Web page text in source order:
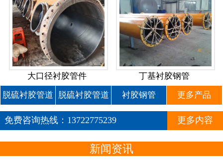
大口径衬胶管件 丁基衬胶钢管
脱硫衬胶管道 脱硫衬胶管道 衬胶钢管 更多产品
免费咨询热线： 13722775239 更多内容
新闻资讯